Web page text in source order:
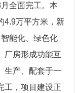
全面完工。本
4.9万平方米，新
能化、绿色化
厂房形成功能互
生产、配套于一
工，项目建设正